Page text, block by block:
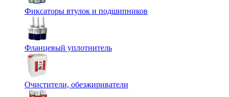
Фиксаторы втулок и подшипников
Фланцевый уплотнитель
Очистители, обезжириватели